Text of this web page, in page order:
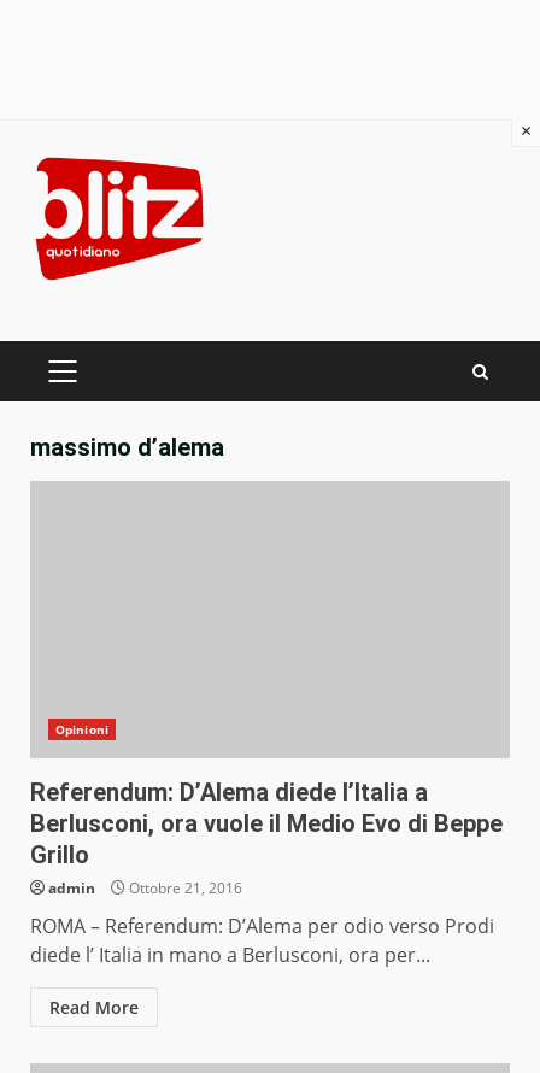
content
PRIMARY
massimo d’alema
Opinioni
Referendum: D’Alema diede l’Italia a
Berlusconi, ora vuole il Medio Evo di Beppe
Grillo
admin Ottobre 21, 2016
ROMA – Referendum: D’Alema per odio verso Prodi
diede l’ Italia in mano a Berlusconi, ora per...
Read More
×